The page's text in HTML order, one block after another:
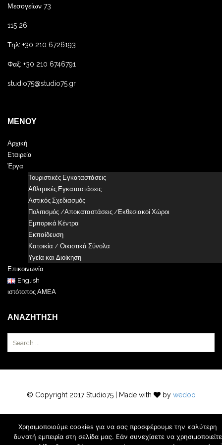
Μεσογείων 73
115 26
Τηλ: +30 210 6726193
Φαξ: +30 210 6746791
studio75@studio75.gr
ΜΕΝΟΎ
Αρχική
Εταιρεία
Έργα
Τουριστικές Εγκαταστάσεις
Αθλητικές Εγκαταστάσεις
Αστικός Σχεδιασμός
Πολιτισμός /Αποκαταστάσεις /Εκθεσιακοί Χώροι
Εμπορικά Κέντρα
Εκπαίδευση
Κατοικία / Οικιστικά Σύνολα
Υγεία και Διοίκηση
Επικοινωνία
English
ιστότοπος ΑΜΕΑ
ΑΝΑΖΉΤΗΣΗ
© Copyright 2017 Studio75 | Made with by wedoo
Χρησιμοποιούμε cookies για να σας προσφέρουμε την καλύτερη
δυνατή εμπειρία στη σελίδα μας. Εάν συνεχίσετε να χρησιμοποιείτε